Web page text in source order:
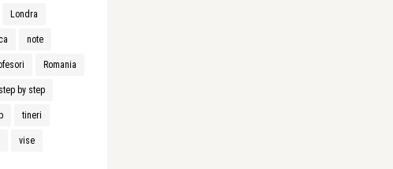
Londra
note
Romania
step by step
tineri
vise